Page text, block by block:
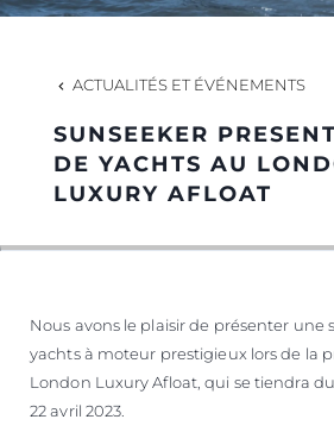
NOTRE
ACTUALITÉS ET ÉVÉNEMENTS
SUNSEEKER
DE YACHTS AU
LUXURY AFLOAT
Nous avons le plaisir de présenter
yachts à moteur prestigieux lors de la
London Luxury Afloat, qui se tiendra
22 avril 2023.